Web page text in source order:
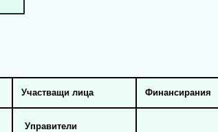
Участващи лица Финансирания
Управители